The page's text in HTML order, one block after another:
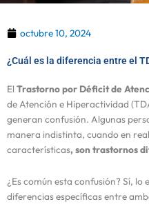
octubre 10, 2024
¿Cuál es la diferencia entre el
El Trastorno por Déficit de
de Atención e Hiperactividad
generan confusión. Algunas
manera indistinta, cuando en
características, son trastornos
¿Es común esta confusión? Sí, lo
diferencias específicas entre